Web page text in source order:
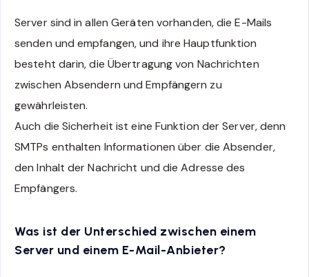
Server sind in allen Geräten vorhanden, die E-Mails
senden und empfangen, und ihre Hauptfunktion
besteht darin, die Übertragung von Nachrichten
zwischen Absendern und Empfängern zu
gewährleisten.
Auch die Sicherheit ist eine Funktion der Server, denn
SMTPs enthalten Informationen über die Absender,
den Inhalt der Nachricht und die Adresse des
Empfängers.
Was ist der Unterschied zwischen einem
Server und einem E-Mail-Anbieter?